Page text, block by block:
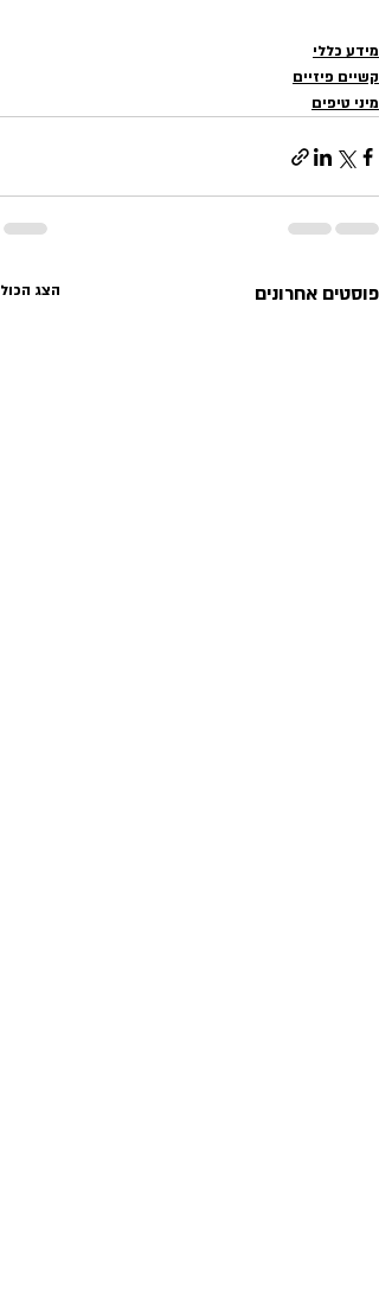
מידע כללי
קשיים פיזיים
מיני טיפים
פוסטים אחרונים הצג הכול